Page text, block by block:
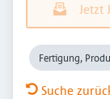
Jetzt
Fertigung,
Suche